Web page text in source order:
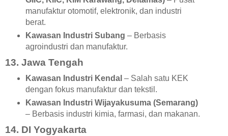
manufaktur otomotif, elektronik, dan industri
berat.
Kawasan Industri Subang – Berbasis
agroindustri dan manufaktur.
13. Jawa Tengah
Kawasan Industri Kendal – Salah satu KEK
dengan fokus manufaktur dan tekstil.
Kawasan Industri Wijayakusuma (Semarang)
– Berbasis industri kimia, farmasi, dan makanan.
14. DI Yogyakarta